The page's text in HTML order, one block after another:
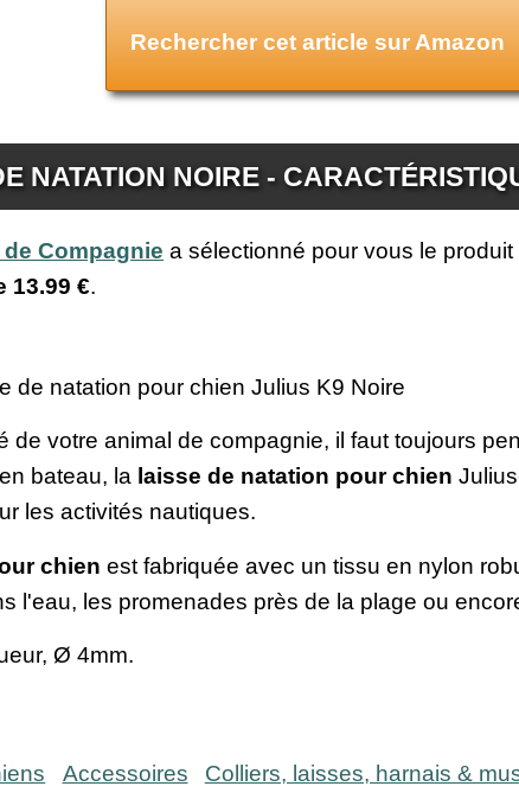
Rechercher cet article sur Amazon
NATATION NOIRE -
Compagnie a sélectionné pour vous le produit
13.99 €.
de natation pour chien Julius K9 Noire
de votre animal de compagnie, il faut toujours
bateau, la laisse de natation pour chien
les activités nautiques.
chien est fabriquée avec un tissu en nylon
l'eau, les promenades près de la plage ou
Ø 4mm.
Accessoires Colliers, laisses, harnais &